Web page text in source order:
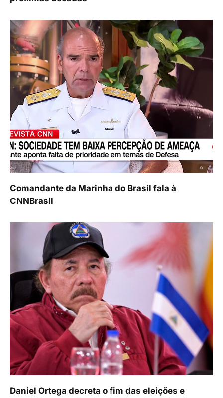
Comandante da Marinha do Brasil fala à
CNNBrasil
Daniel Ortega decreta o fim das eleições e